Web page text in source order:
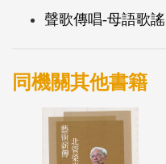
聲歌傳唱-母語歌
同機關其他書籍